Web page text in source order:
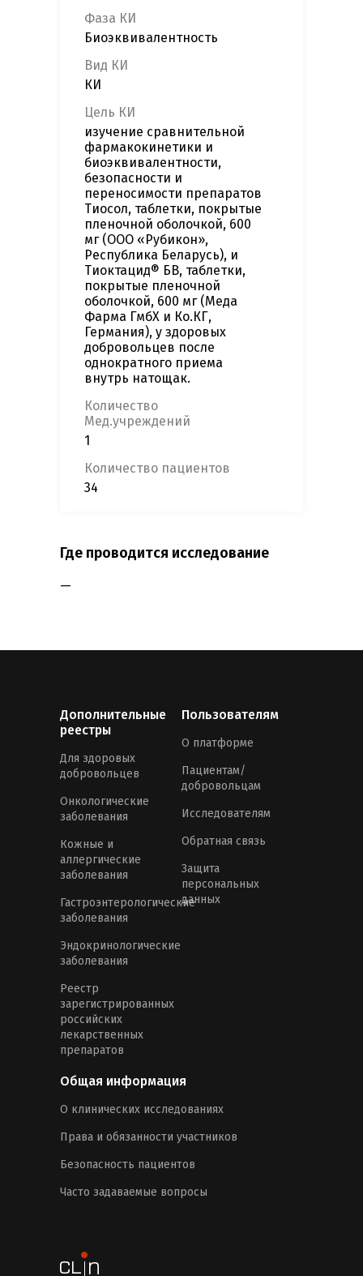
Фаза КИ
Биоэквивалентность
Вид КИ
КИ
Цель КИ
изучение сравнительной
фармакокинетики и
биоэквивалентности,
безопасности и
переносимости препаратов
Тиосол, таблетки, покрытые
пленочной оболочкой, 600
мг (ООО «Рубикон»,
Республика Беларусь), и
Тиоктацид® БВ, таблетки,
покрытые пленочной
оболочкой, 600 мг (Меда
Фарма ГмбХ и Ко.КГ,
Германия), у здоровых
добровольцев после
однократного приема
внутрь натощак.
Количество
Мед.учреждений
1
Количество пациентов
34
Где проводится исследование
—
Дополнительные
реестры
Для здоровых
добровольцев
Онкологические
заболевания
Кожные и
аллергические
заболевания
Гастроэнтерологические
заболевания
Эндокринологические
заболевания
Реестр
зарегистрированных
российских
лекарственных
препаратов
Пользователям
О платформе
Пациентам/
добровольцам
Исследователям
Обратная связь
Защита
персональных
данных
Общая информация
О клинических исследованиях
Права и обязанности участников
Безопасность пациентов
Часто задаваемые вопросы